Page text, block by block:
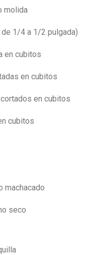
molida
1/4 a 1/2 pulgada)
en cubitos
en cubitos
en cubitos
cubitos
machacado
seco